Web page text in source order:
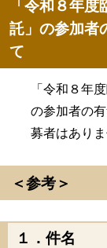
「令和８年
託」の参加者
て
「令和８年
の参加者の
募者はありま
＜参考＞
１．件名